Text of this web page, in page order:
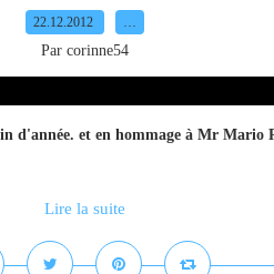
22.12.2012 …
Par corinne54
d'année. et en hommage à Mr Mario
Lire la suite